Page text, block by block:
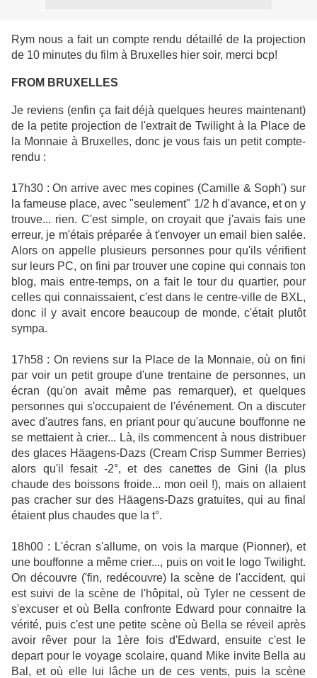
Rym nous a fait un compte rendu détaillé de la projection
de 10 minutes du film à Bruxelles hier soir, merci bcp!
FROM BRUXELLES
Je reviens (enfin ça fait déjà quelques heures maintenant)
de la petite projection de l'extrait de Twilight à la Place de
la Monnaie à Bruxelles, donc je vous fais un petit compte-
rendu :
17h30 : On arrive avec mes copines (Camille & Soph') sur
la fameuse place, avec "seulement" 1/2 h d'avance, et on y
trouve... rien. C'est simple, on croyait que j'avais fais une
erreur, je m'étais préparée à t'envoyer un email bien salée.
Alors on appelle plusieurs personnes pour qu'ils vérifient
sur leurs PC, on fini par trouver une copine qui connais ton
blog, mais entre-temps, on a fait le tour du quartier, pour
celles qui connaissaient, c'est dans le centre-ville de BXL,
donc il y avait encore beaucoup de monde, c'était plutôt
sympa.
17h58 : On reviens sur la Place de la Monnaie, où on fini
par voir un petit groupe d'une trentaine de personnes, un
écran (qu'on avait même pas remarquer), et quelques
personnes qui s'occupaient de l'événement. On a discuter
avec d'autres fans, en priant pour qu'aucune bouffonne ne
se mettaient à crier... Là, ils commencent à nous distribuer
des glaces Häagens-Dazs (Cream Crisp Summer Berries)
alors qu'il fesait -2°, et des canettes de Gini (la plus
chaude des boissons froide... mon oeil !), mais on allaient
pas cracher sur des Häagens-Dazs gratuites, qui au final
étaient plus chaudes que la t°.
18h00 : L'écran s'allume, on vois la marque (Pionner), et
une bouffonne a même crier..., puis on voit le logo Twilight.
On découvre ('fin, redécouvre) la scène de l'accident, qui
est suivi de la scène de l'hôpital, où Tyler ne cessent de
s'excuser et où Bella confronte Edward pour connaitre la
vérité, puis c'est une petite scène où Bella se réveil après
avoir rêver pour la 1ère fois d'Edward, ensuite c'est le
depart pour le voyage scolaire, quand Mike invite Bella au
Bal, et où elle lui lâche un de ces vents, puis la scène